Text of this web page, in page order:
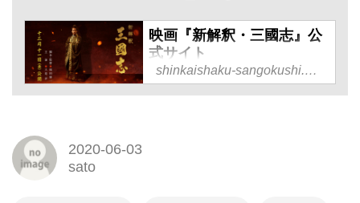
映画『新解釈・三國志』公
式サイト
笑いの神に愛された男 大泉洋
shinkaishaku-sangokushi.com
2020-06-03
sato